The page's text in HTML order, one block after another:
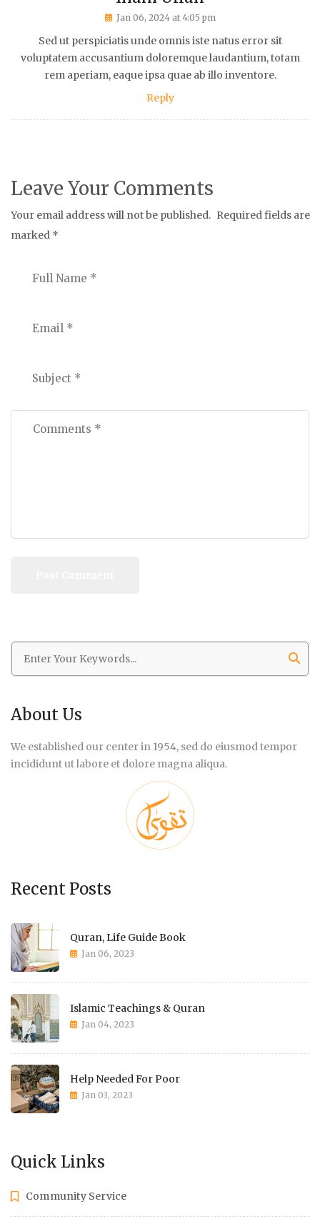
Jan 06, 2024 at 4:05 pm
Sed ut perspiciatis unde omnis iste natus error sit
voluptatem accusantium doloremque laudantium, totam
rem aperiam, eaque ipsa quae ab illo inventore.
Reply
Leave Your Comments
Your email address will not be published. Required fields are
marked *
About Us
We established our center in 1954, sed do eiusmod tempor
incididunt ut labore et dolore magna aliqua.
Recent Posts
Quran, Life Guide Book
Jan 06, 2023
Islamic Teachings & Quran
Jan 04, 2023
Help Needed For Poor
Jan 03, 2023
Quick Links
Community Service